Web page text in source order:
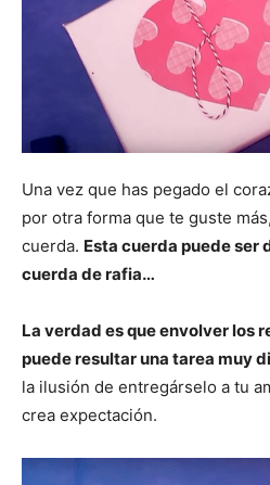
Una vez que has pegado el
por otra forma que te guste
cuerda. Esta cuerda puede ser
cuerda de rafia…
La verdad es que envolver los
puede resultar una tarea muy
la ilusión de entregárselo a tu
crea expectación.